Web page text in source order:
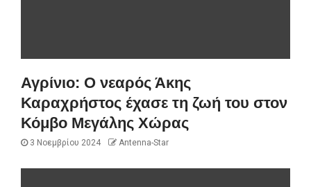
Αγρίνιο: Ο νεαρός Άκης
Καραχρήστος έχασε τη ζωή του στον
Κόμβο Μεγάλης Χώρας
3 Νοεμβρίου 2024 Antenna-Star